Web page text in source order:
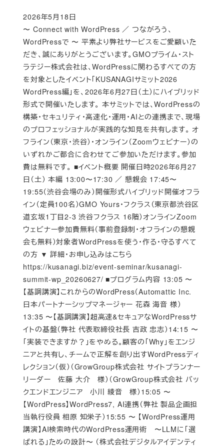
〜 Connect with WordPress ／ つながろう、
WordPressで 〜 平素より弊社サービスをご愛顧いた
だき、誠にありがとうございます。GMOプライム・スト
ラテジー株式会社は、WordPressに関わるすべての方
を対象としたイベント「KUSANAGIサミット2026
WordPress編」を、2026年6月27日（土）にハイブリッド
形式で開催いたします。 本サミットでは、WordPressの
構築・セキュリティ・高速化・運用・AIとの連携まで、現場
のプロフェッショナルが実践的な知見を共有します。 オ
フライン（東京・渋谷）・オンライン（Zoomウェビナー）の
いずれかご都合に合わせてご参加いただけます。参加
費は無料です。 ■イベント概要 開催日時2026年6月27
日（土） 本編 13:00〜17:30 ／ 懇親会 17:45〜
19:55（渋谷会場のみ）開催形式ハイブリッド開催オフラ
イン（定員100名）GMO Yours・フクラス（東京都渋谷区
道玄坂1丁目2-3 渋谷フクラス 16階）オンラインZoom
ウェビナー参加費無料（事前登録制・オフラインの懇親
会も無料）対象者WordPressを使う・作る・守るすべて
の方 ▼ 詳細・お申し込みはこちら
https://kusanagi.biz/event-seminar/kusanagi-
summit-wp_20260627/ ■プログラム内容 13:05 〜
【基調講演】これからのWordPress（Automattic Inc.
日本パートナーシップマネージャー 花森 海音 様）
13:35 〜【基調講演】超高速&セキュアなWordPressサ
イトの基盤（弊社 代表取締役社長 吉政 忠志）14:15 〜
「実装できますか？」をやめる。顧客の「Why」をエンジ
ニアと共有し、チームで正解を創り出すWordPressディ
レクション（仮）（GrowGroup株式会社 サイトプランナー
リーダー 佐藤 大介 様）（GrowGroup株式会社 バッ
クエンドエンジニア 小川 綾音 様）15:05 〜
【WordPress】WordPress7, AI連携（弊社 製品企画担
当執行役員 相原 知栄子）15:55 〜 【WordPress運用
講演】AI検索時代のWordPress運用術 〜LLMに「選
ばれる」ための設計〜 （株式会社デジタルアイデンティ
Published
2026年5月18日